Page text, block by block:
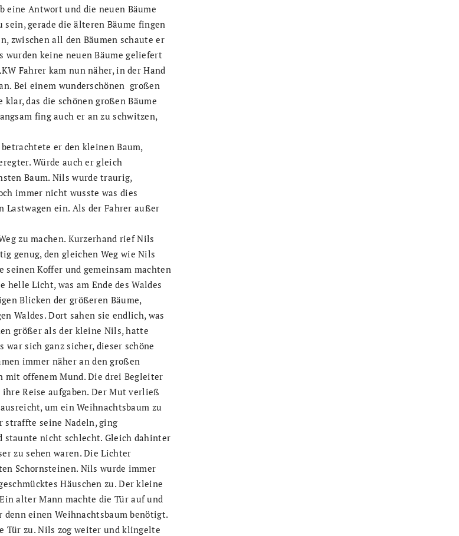
eine Antwort und die neuen Bäume
gerade die älteren Bäume fingen
zwischen all den Bäumen schaute er
wurden keine neuen Bäume geliefert
Fahrer kam nun näher, in der Hand
Bei einem wunderschönen großen
das die schönen großen Bäume
fing auch er an zu schwitzen,
er den kleinen Baum,
Würde auch er gleich
Baum. Nils wurde traurig,
immer nicht wusste was dies
ein. Als der Fahrer außer
zu machen. Kurzerhand rief Nils
genug, den gleichen Weg wie Nils
seinen Koffer und gemeinsam machten
helle Licht, was am Ende des Waldes
Blicken der größeren Bäume,
Waldes. Dort sahen sie endlich, was
größer als der kleine Nils, hatte
sich ganz sicher, dieser schöne
immer näher an den großen
mit offenem Mund. Die drei Begleiter
ihre Reise aufgaben. Der Mut verließ
um ein Weihnachtsbaum zu
straffte seine Nadeln, ging
staunte nicht schlecht. Gleich dahinter
zu sehen waren. Die Lichter
Schornsteinen. Nils wurde immer
Häuschen zu. Der kleine
alter Mann machte die Tür auf und
denn einen Weihnachtsbaum benötigt.
Tür zu. Nils zog weiter und klingelte